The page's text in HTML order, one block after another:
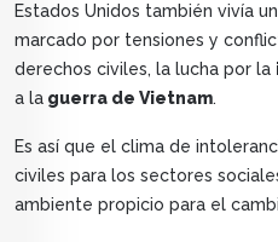
Estados Unidos también vivía
marcado por tensiones y
derechos civiles, la lucha por la
a la guerra de Vietnam.
Es así que el clima de
civiles para los sectores
ambiente propicio para el